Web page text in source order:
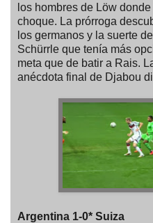
los hombres de Löw
choque. La prórroga
los germanos y la suerte
Schürrle que tenía más
meta que de batir a Rais.
anécdota final de Djabou
Argentina 1-0* Suiza